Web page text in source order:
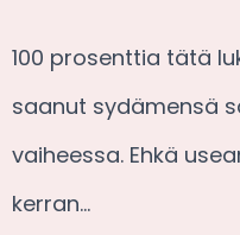
100 prosenttia tätä
saanut sydämensä
vaiheessa. Ehkä
kerran…